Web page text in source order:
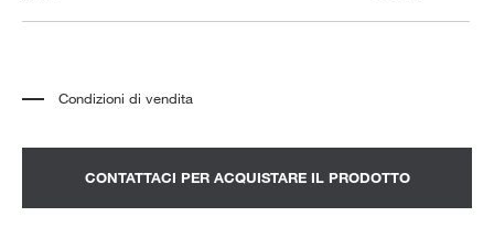
Condizioni di vendita
quotarsi a parte.
Il prezzo non include trasporto e montaggio.
CONTATTACI PER ACQUISTARE IL PRODOTTO